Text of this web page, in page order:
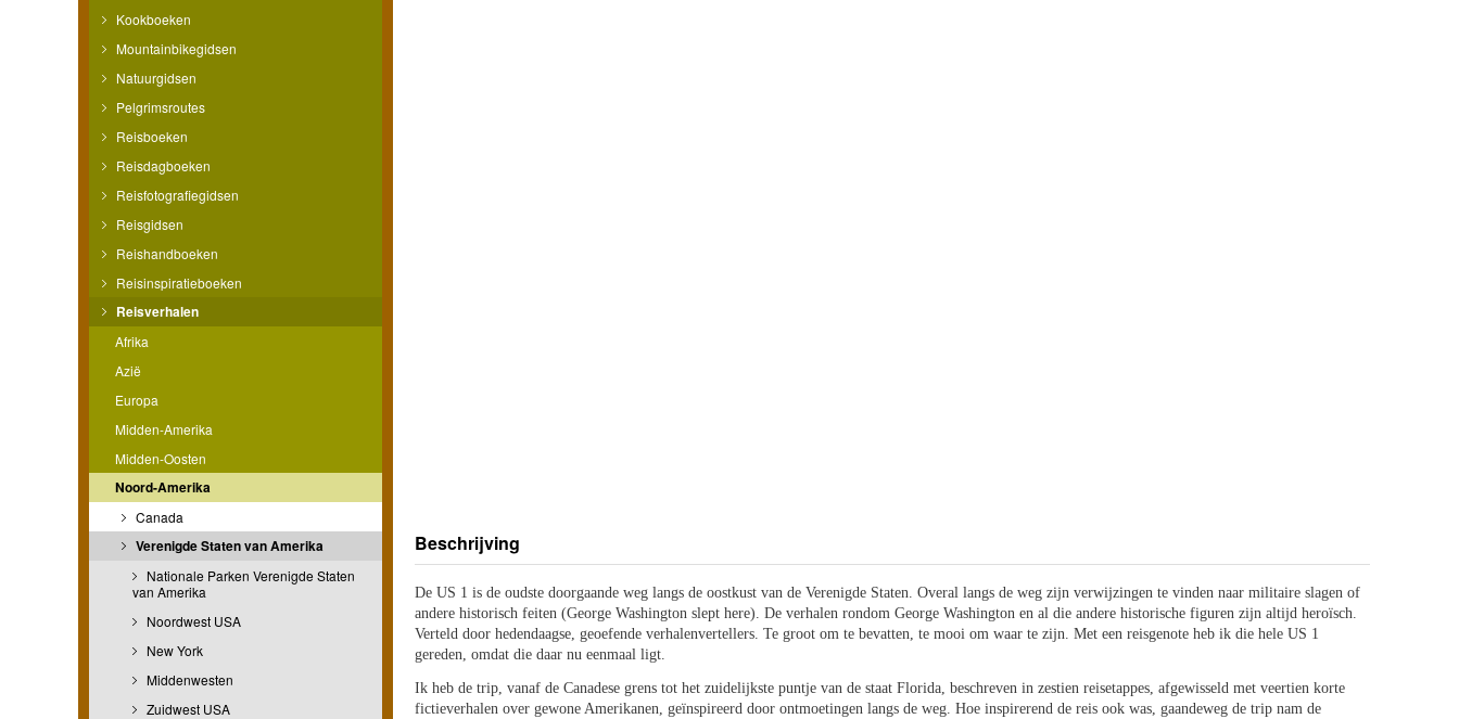
Kookboeken
Mountainbikegidsen
Natuurgidsen
Pelgrimsroutes
Reisboeken
Reisdagboeken
Reisfotografiegidsen
Reisgidsen
Reishandboeken
Reisinspiratieboeken
Reisverhalen
Afrika
Azië
Europa
Midden-Amerika
Midden-Oosten
Noord-Amerika
Canada
Verenigde Staten van Amerika
Nationale Parken Verenigde Staten
van Amerika
Noordwest USA
New York
Middenwesten
Zuidwest USA
Beschrijving
De US 1 is de oudste doorgaande weg langs de oostkust van de Verenigde Staten. Overal langs de weg zijn verwijzingen te vinden naar militaire slagen of
andere historisch feiten (George Washington slept here). De verhalen rondom George Washington en al die andere historische figuren zijn altijd heroïsch.
Verteld door hedendaagse, geoefende verhalenvertellers. Te groot om te bevatten, te mooi om waar te zijn. Met een reisgenote heb ik die hele US 1
gereden, omdat die daar nu eenmaal ligt.
Ik heb de trip, vanaf de Canadese grens tot het zuidelijkste puntje van de staat Florida, beschreven in zestien reisetappes, afgewisseld met veertien korte
fictieverhalen over gewone Amerikanen, geïnspireerd door ontmoetingen langs de weg. Hoe inspirerend de reis ook was, gaandeweg de trip nam de